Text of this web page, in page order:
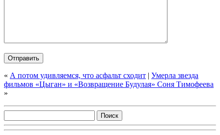
« А потом удивляемся, что асфальт сходит | Умерла звезда
фильмов «Цыган» и «Возвращение Будулая» Соня Тимофеева
»